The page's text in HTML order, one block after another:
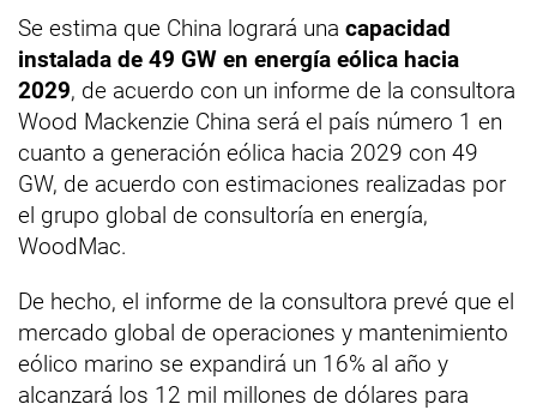
Se estima que China logrará una capacidad
instalada de 49 GW en energía eólica hacia
2029, de acuerdo con un informe de la consultora
Wood Mackenzie China será el país número 1 en
cuanto a generación eólica hacia 2029 con 49
GW, de acuerdo con estimaciones realizadas por
el grupo global de consultoría en energía,
WoodMac.
De hecho, el informe de la consultora prevé que el
mercado global de operaciones y mantenimiento
eólico marino se expandirá un 16% al año y
alcanzará los 12 mil millones de dólares para